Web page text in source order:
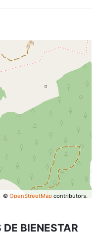
©OpenStreetMap contributors.
BIENESTAR